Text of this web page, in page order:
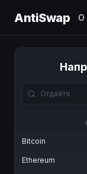
AntiSwap О
Bitcoin
Ethereum